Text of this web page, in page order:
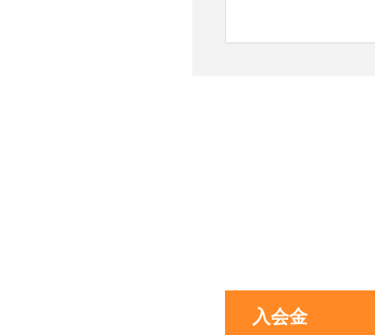
入会金